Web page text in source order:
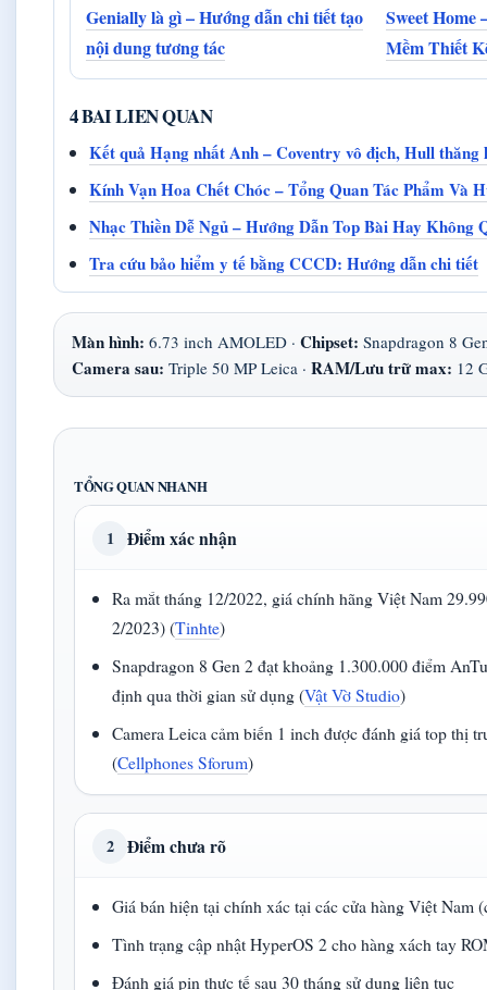
Genially là gì – Hướng dẫn chi tiết tạo
nội dung tương tác
Sweet Home
Mềm Thiết
4 BAI LIEN QUAN
Kết quả Hạng nhất Anh – Coventry vô địch, Hull thăng
Kính Vạn Hoa Chết Chóc – Tổng Quan Tác Phẩm Và
Nhạc Thiền Dễ Ngủ – Hướng Dẫn Top Bài Hay Không
Tra cứu bảo hiểm y tế bằng CCCD: Hướng dẫn chi tiết
Màn hình: 6.73 inch AMOLED · Chipset: Snapdragon 8
Camera sau: Triple 50 MP Leica · RAM/Lưu trữ max: 12
TỔNG QUAN NHANH
1 Điểm xác nhận
Ra mắt tháng 12/2022, giá chính hãng Việt Nam
2/2023) (Tinhte)
Snapdragon 8 Gen 2 đạt khoảng 1.300.000 điểm
định qua thời gian sử dụng (Vật Vờ Studio)
Camera Leica cảm biến 1 inch được đánh giá top thị
(Cellphones Sforum)
2 Điểm chưa rõ
Giá bán hiện tại chính xác tại các cửa hàng Việt Nam
Tình trạng cập nhật HyperOS 2 cho hàng xách tay
Đánh giá pin thực tế sau 30 tháng sử dụng liên tục